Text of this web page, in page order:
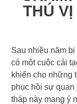
THÚ
Sau nhiều năm
có một cuộc cải
khiến cho những
phục hồi sự quan
tháp này mang ý